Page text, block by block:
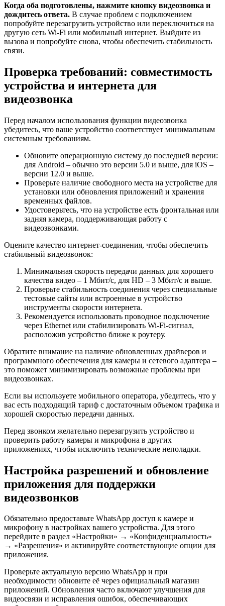
Когда оба подготовлены, нажмите кнопку видеозвонка и
дождитесь ответа. В случае проблем с подключением
попробуйте перезагрузить устройство или переключиться на
другую сеть Wi-Fi или мобильный интернет. Выйдите из
вызова и попробуйте снова, чтобы обеспечить стабильность
связи.
Проверка требований: совместимость
устройства и интернета для
видеозвонка
Перед началом использования функции видеозвонка
убедитесь, что ваше устройство соответствует минимальным
системным требованиям.
Обновите операционную систему до последней версии:
для Android – обычно это версии 5.0 и выше, для iOS –
версии 12.0 и выше.
Проверьте наличие свободного места на устройстве для
установки или обновления приложений и хранения
временных файлов.
Удостоверьтесь, что на устройстве есть фронтальная или
задняя камера, поддерживающая работу с
видеозвонками.
Оцените качество интернет-соединения, чтобы обеспечить
стабильный видеозвонок:
Минимальная скорость передачи данных для хорошего
качества видео – 1 Мбит/с, для HD – 3 Мбит/с и выше.
Проверьте стабильность соединения через специальные
тестовые сайты или встроенные в устройство
инструменты скорости интернета.
Рекомендуется использовать проводное подключение
через Ethernet или стабилизировать Wi-Fi-сигнал,
расположив устройство ближе к роутеру.
Обратите внимание на наличие обновленных драйверов и
программного обеспечения для камеры и сетевого адаптера –
это поможет минимизировать возможные проблемы при
видеозвонках.
Если вы используете мобильного оператора, убедитесь, что у
вас есть подходящий тариф с достаточным объемом трафика и
хорошей скоростью передачи данных.
Перед звонком желательно перезагрузить устройство и
проверить работу камеры и микрофона в других
приложениях, чтобы исключить технические неполадки.
Настройка разрешений и обновление
приложения для поддержки
видеозвонков
Обязательно предоставьте WhatsApp доступ к камере и
микрофону в настройках вашего устройства. Для этого
перейдите в раздел «Настройки» → «Конфиденциальность»
→ «Разрешения» и активируйте соответствующие опции для
приложения.
Проверьте актуальную версию WhatsApp и при
необходимости обновите её через официальный магазин
приложений. Обновления часто включают улучшения для
видеосвязи и исправления ошибок, обеспечивающих